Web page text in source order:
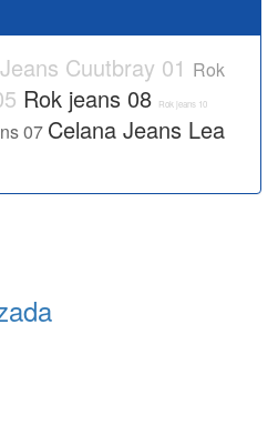
Cuutbray 01 Rok
Rok jeans 08 Rok jeans 10
07 Celana Jeans Lea